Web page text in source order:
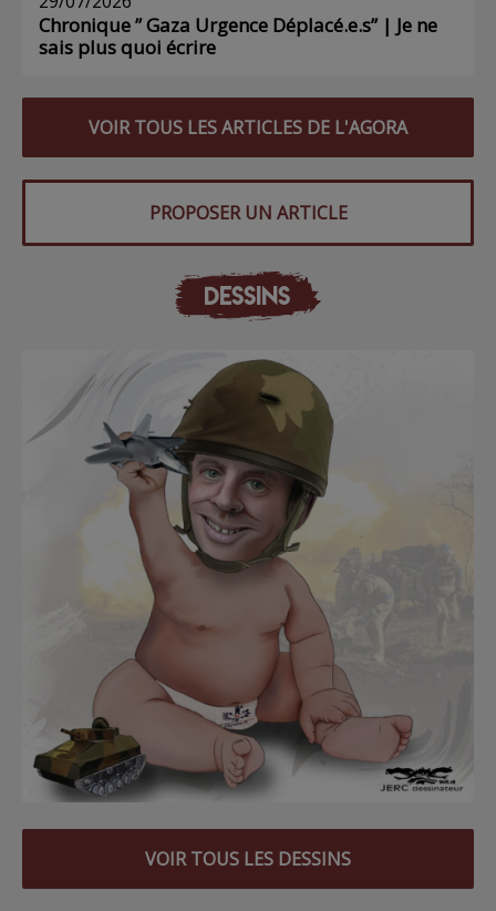
Chronique ” Gaza Urgence Déplacé.e.s” | Je ne
sais plus quoi écrire
VOIR TOUS LES ARTICLES DE L'AGORA
PROPOSER UN ARTICLE
DESSINS
VOIR TOUS LES DESSINS